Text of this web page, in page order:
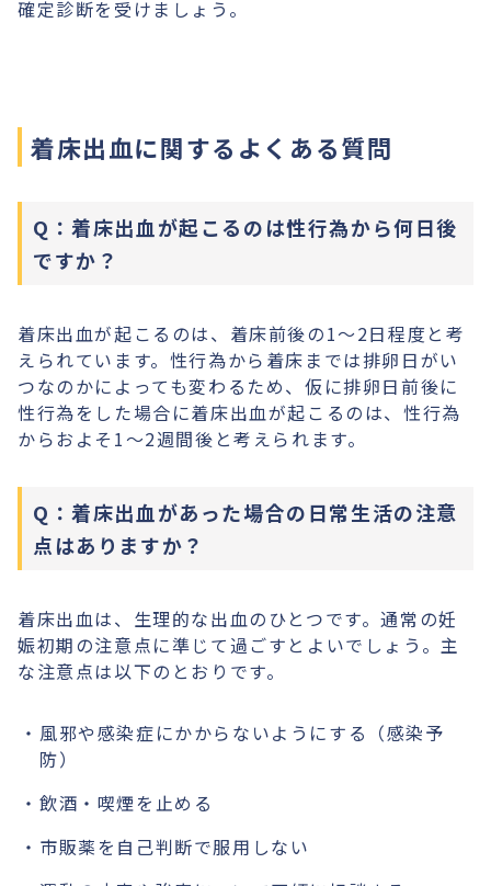
確定診断を受けましょう。
着床出血に関するよくある質問
Q：着床出血が起こるのは性行為から何日後
ですか？
着床出血が起こるのは、着床前後の1〜2日程度と考
えられています。性行為から着床までは排卵日がい
つなのかによっても変わるため、仮に排卵日前後に
性行為をした場合に着床出血が起こるのは、性行為
からおよそ1〜2週間後と考えられます。
Q：着床出血があった場合の日常生活の注意
点はありますか？
着床出血は、生理的な出血のひとつです。通常の妊
娠初期の注意点に準じて過ごすとよいでしょう。主
な注意点は以下のとおりです。
風邪や感染症にかからないようにする（感染予
防）
飲酒・喫煙を止める
市販薬を自己判断で服用しない